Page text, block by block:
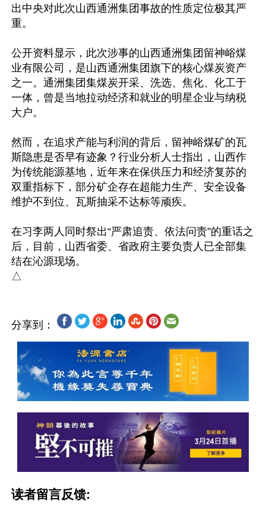
出中央对此次山西通洲集团事故的性质定位极其严
重。
公开资料显示，此次涉事的山西通洲集团留神峪煤
业有限公司，是山西通洲集团旗下的核心煤炭资产
之一。通洲集团集煤炭开采、洗选、焦化、化工于
一体，曾是当地拉动经济和就业的明星企业与纳税
大户。
然而，在追求产能与利润的背后，留神峪煤矿的瓦
斯隐患是否早有迹象？行业分析人士指出，山西作
为传统能源基地，近年来在保供压力和经济复苏的
双重指标下，部分矿企存在超能力生产、安全设备
维护不到位、瓦斯抽采不达标等顽疾。
在习李两人同时祭出“严肃追责、依法问责”的重话之
后，目前，山西省委、省政府主要负责人已全部集
结在沁源现场。
分享到：
读者留言反馈: